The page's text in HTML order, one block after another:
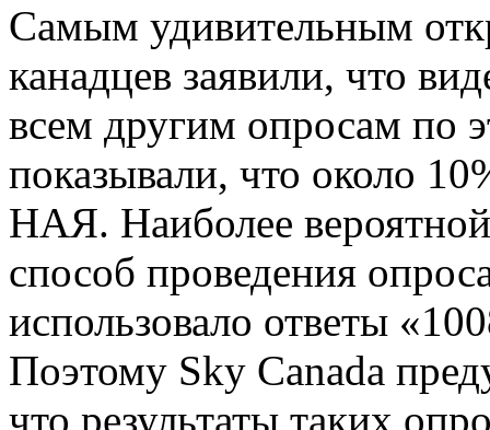
Самым удивительным
канадцев заявили, что
всем другим опросам по
показывали, что около
НАЯ. Наиболее
способ проведения
использовало ответы
Поэтому Sky Canada
что результаты таких